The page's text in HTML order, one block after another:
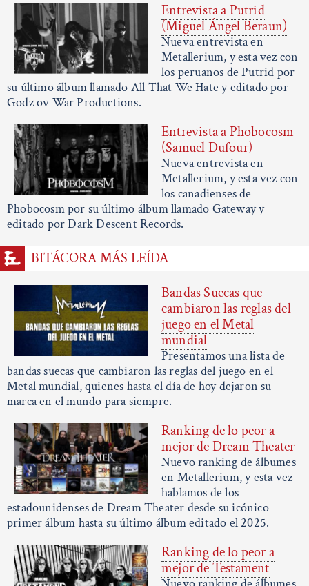
Entrevista a Putrid
(Miguel Ángel Beraun)
Nueva entrevista en
Metallerium, y esta vez con
los peruanos de Putrid por
su último álbum llamado All That We Hate y editado por
Godz ov War Productions.
Entrevista a Phobocosm
(Samuel Dufour)
Nueva entrevista en
Metallerium, y esta vez con
los canadienses de
Phobocosm por su último álbum llamado Gateway y
editado por Dark Descent Records.
BITÁCORA MÁS LEÍDA
Bandas Suecas que
cambiaron las reglas del
juego en el Metal
mundial
Presentamos una lista de
bandas suecas que cambiaron las reglas del juego en el
Metal mundial, quienes hasta el día de hoy dejaron su
marca en el mundo para siempre.
Ranking de lo peor a
mejor de Dream Theater
Nuevo ranking de álbumes
en Metallerium, y esta vez
hablamos de los
estadounidenses de Dream Theater desde su icónico
primer álbum hasta su último álbum editado el 2025.
Ranking de lo peor a
mejor de Testament